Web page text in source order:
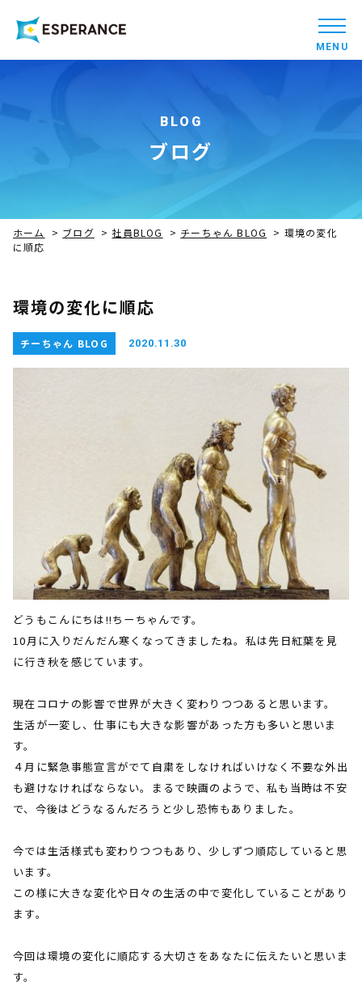
MENU
BLOG
ブログ
ホーム > ブログ > 社員BLOG > チーちゃん BLOG > 環境の変化
に順応
環境の変化に順応
チーちゃん BLOG 2020.11.30
どうもこんにちは!!ちーちゃんです。
10月に入りだんだん寒くなってきましたね。私は先日紅葉を見
に行き秋を感じています。
現在コロナの影響で世界が大きく変わりつつあると思います。
生活が一変し、仕事にも大きな影響があった方も多いと思いま
す。
４月に緊急事態宣言がでて自粛をしなければいけなく不要な外出
も避けなければならない。まるで映画のようで、私も当時は不安
で、今後はどうなるんだろうと少し恐怖もありました。
今では生活様式も変わりつつもあり、少しずつ順応していると思
います。
この様に大きな変化や日々の生活の中で変化していることがあり
ます。
今回は環境の変化に順応する大切さをあなたに伝えたいと思いま
す。